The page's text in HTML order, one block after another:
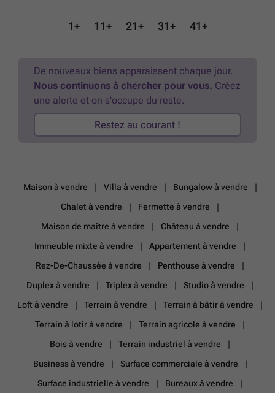
emplacement à Gentbrugge. Atouts : - Logements économes en
de qualité Contactez-nous dès aujourd'hui au ### pour plus
d'informations. Les rendus présentés sont uniquement à titre illustratif
et peuvent différer de la réalisation finale. En cas de différences ou de
divergences d'interprétation, le cahier des charges et les plans
prévalent toujours sur les représentations visuelles.En savoir plus ?
1+ 11+ 21+ 31+ 41+
De nouveaux biens apparaissent chaque jour.
Nous continuons à chercher pour vous. Créez
une alerte et on s'occupe du reste.
Restez au courant !
Maison à vendre Villa à vendre
Bungalow à vendre
Chalet à vendre
Fermette à vendre
Maison de maître à vendre
Château à vendre
Immeuble mixte à vendre
Appartement à vendre
Rez-De-Chaussée à vendre
Penthouse à vendre
Duplex à vendre
Triplex à vendre
Studio à vendre
Loft à vendre
Terrain à vendre
Terrain à bâtir à vendre
Terrain à lotir à vendre
Terrain agricole à vendre
Bois à vendre
Terrain industriel à vendre
Business à vendre
Surface commerciale à vendre
Surface industrielle à vendre
Bureaux à vendre